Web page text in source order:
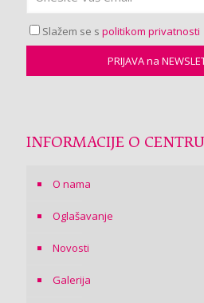
Slažem se s politikom privatnosti
INFORMACIJE O CENTRU
O nama
Oglašavanje
Novosti
Galerija